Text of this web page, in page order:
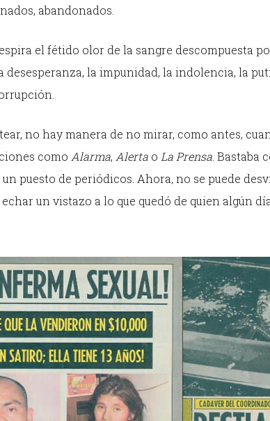
abandonados.
el fétido olor de la sangre descompuesta
desesperanza, la impunidad, la indolencia, la
no hay manera de no mirar, como antes,
como Alarma, Alerta o La Prensa. Bastaba
puesto de periódicos. Ahora, no se puede
un vistazo a lo que quedó de quien algún